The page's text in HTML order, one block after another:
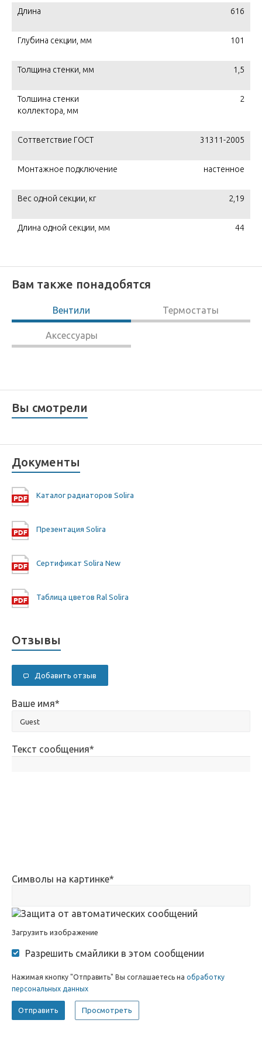
Длина 616
Глубина секции, мм 101
Толщина стенки, мм 1,5
Толшина стенки
коллектора, мм
2
Соттветствие ГОСТ 31311-2005
Монтажное подключение настенное
Вес одной секции, кг 2,19
Длина одной секции, мм 44
Вам также понадобятся
Вентили Термостаты
Аксессуары
Вы смотрели
Документы
Каталог радиаторов Solira
Презентация Solira
Сертификат Solira New
Таблица цветов Ral Solira
Отзывы
Добавить отзыв
Ваше имя*
Текст сообщения*
Символы на картинке*
Загрузить изображение
Разрешить смайлики в этом сообщении
Нажимая кнопку "Отправить" Вы соглашаетесь на обработку
персональных данных